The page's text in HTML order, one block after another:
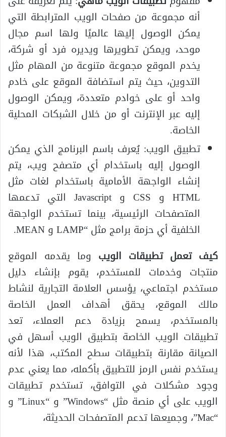
أنه مجموعة من صفحات الويب المترابطة التي
يمكن الوصول إليها عالميًا ولها اسم مجال
موحد، ويمكن تطويرها ويديره فرد أو شركة،
يخدم الموقع مجموعة متنوعة من المهام مثل
التدوين، حيث يتم استضافة الموقع على خادم
واحد أو على خوادم متعددة، ويمكن الوصول
إليه عبر الإنترنت أو من خلال الشبكات المحلية
الخاصة.
تطبيق الويب: يُعرف باسم البرنامج الذي يمكن
الوصول إليه باستخدام أي متصفح ويب، يتم
إنشاء الواجهة الأمامية باستخدام لغات مثل
HTML و CSS و Javascript التي تدعمها
المتصفحات الرئيسية، بينما تستخدم الواجهة
الخلفية أي حزمة برامج مثل “LAMP و MEAN.
كيف تعمل تطبيقات الويب وما يقدمه الموقع
منتجات وخدمات للمستخدم، يقوم بإنشاء دليل
مستخدم اجتماعي، يؤسس العلامة التجارية لنشاط
مالك الموقع، يحقق أهداف العمل الخاصة
بالمستخدم، يسمح بزيادة دعم العملاء، تعد
تطبيقات الويب الخاصة بتطبيق الويب أسهل في
الصيانة مقارنة بتطبيقات سطح المكتب، هذا لأنه
يستخدم نفس الرمز للتطبيق بأكمله، مما يعني عدم
وجود مشكلات في التوافق، تستخدم تطبيقات
الويب على أي منصة مثل “Windows” و “Linux” و
“Mac”، وجميعها تدعم المتصفحات الحديثة،